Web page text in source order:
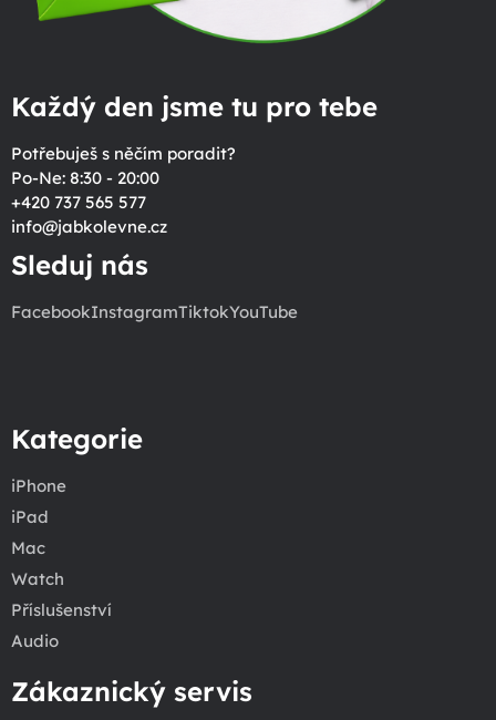
Každý den jsme tu pro tebe
Potřebuješ s něčím poradit?
Po-Ne: 8:30 - 20:00
+420 737 565 577
info@jabkolevne.cz
Sleduj nás
FacebookInstagramTiktokYouTube
Kategorie
iPhone
iPad
Mac
Watch
Příslušenství
Audio
Zákaznický servis